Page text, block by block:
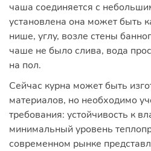
чаша соединяется с
установлена она может быть
нише, углу, возле стены
чаше не было слива, вода
на пол.
Сейчас курна может быть
материалов, но необходимо
требования: устойчивость к
минимальный уровень
современном рынке